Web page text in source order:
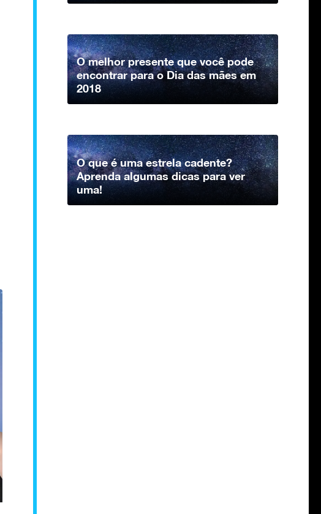
O melhor presente que você pode
encontrar para o Dia das mães em
2018
O que é uma estrela cadente?
Aprenda algumas dicas para ver
uma!